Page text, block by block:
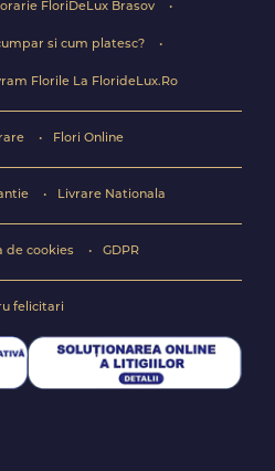
FloriDeLux Brasov
si cum platesc?
Florile La FlorideLux.Ro
Flori Online
Livrare Nationala
de cookies GDPR
felicitari